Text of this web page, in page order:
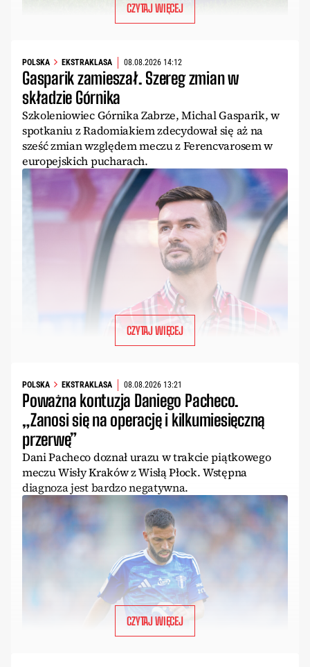
CZYTAJ WIĘCEJ
POLSKA EKSTRAKLASA 08.08.2026 14:12
Gasparik zamieszał. Szereg zmian w
składzie Górnika
Szkoleniowiec Górnika Zabrze, Michal Gasparik, w
spotkaniu z Radomiakiem zdecydował się aż na
sześć zmian względem meczu z Ferencvarosem w
europejskich pucharach.
CZYTAJ WIĘCEJ
POLSKA EKSTRAKLASA 08.08.2026 13:21
Poważna kontuzja Daniego Pacheco.
„Zanosi się na operację i kilkumiesięczną
przerwę”
Dani Pacheco doznał urazu w trakcie piątkowego
meczu Wisły Kraków z Wisłą Płock. Wstępna
diagnoza jest bardzo negatywna.
CZYTAJ WIĘCEJ